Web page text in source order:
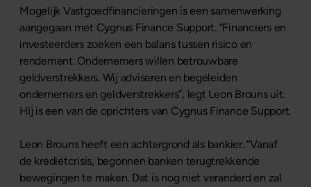
Mogelijk Vastgoedfinancieringen is een samenwerking
aangegaan met Cygnus Finance Support. “Financiers en
investeerders zoeken een balans tussen risico en
rendement. Ondernemers willen betrouwbare
geldverstrekkers. Wij adviseren en begeleiden
ondernemers en geldverstrekkers”, legt Leon Brouns uit.
Hij is een van de oprichters van Cygnus Finance Support.
Leon Brouns heeft een achtergrond als bankier. “Vanaf
de kredietcrisis, begonnen banken terugtrekkende
bewegingen te maken. Dat is nog niet veranderd en zal